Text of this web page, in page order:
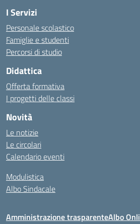
I Servizi
Personale scolastico
Famiglie e studenti
Percorsi di studio
Didattica
Offerta formativa
I progetti delle classi
Novità
Le notizie
Le circolari
Calendario eventi
Modulistica
Albo Sindacale
Amministrazione trasparenteAlbo